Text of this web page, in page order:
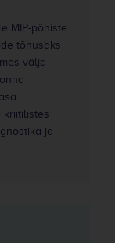
MIP-põhiste
tõhusaks
välja
kriitilistes
ja